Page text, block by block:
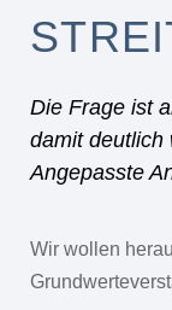
Die Frage ist
damit deutlich
Angepasste
Wir wollen